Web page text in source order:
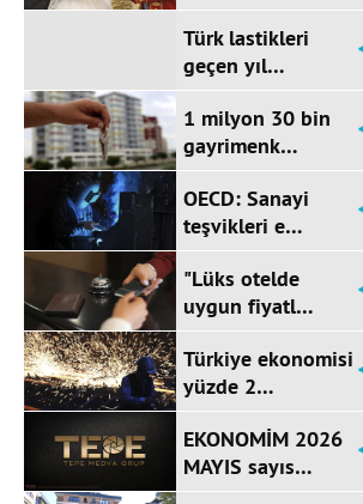
Türk lastikleri
geçen yıl…
1 milyon 30 bin
gayrimenk…
OECD: Sanayi
teşvikleri e…
"Lüks otelde
uygun fiyatl…
Türkiye ekonomisi
yüzde 2…
EKONOMİM 2026
MAYIS sayıs…